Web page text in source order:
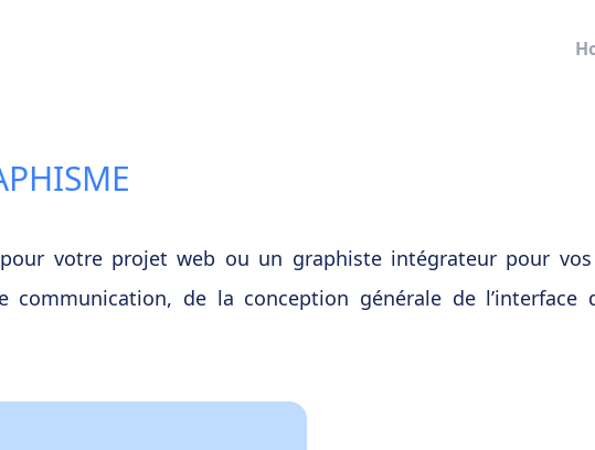
votre projet web ou un graphiste intégrateur pour
communication, de la conception générale de